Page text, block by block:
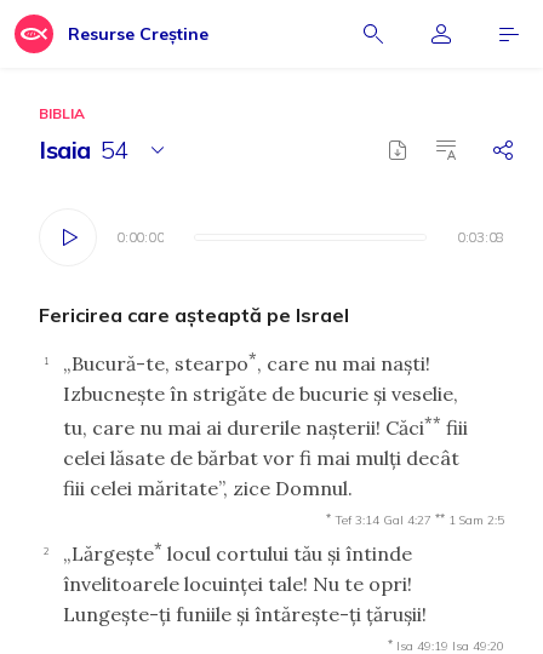
Resurse Creștine
BIBLIA
Isaia 54
0:00:00 0:03:08
0:00:00 0:03:08
Fericirea care aşteaptă pe Israel
1 „Bucură-te, stearpo*, care nu mai naşti!
Izbucneşte în strigăte de bucurie şi veselie,
tu, care nu mai ai durerile naşterii! Căci** fiii
celei lăsate de bărbat vor fi mai mulţi decât
fiii celei măritate”, zice Domnul.
* Tef 3:14 Gal 4:27 ** 1 Sam 2:5
2 „Lărgeşte* locul cortului tău şi întinde
învelitoarele locuinţei tale! Nu te opri!
Lungeşte-ţi funiile şi întăreşte-ţi ţăruşii!
* Isa 49:19 Isa 49:20